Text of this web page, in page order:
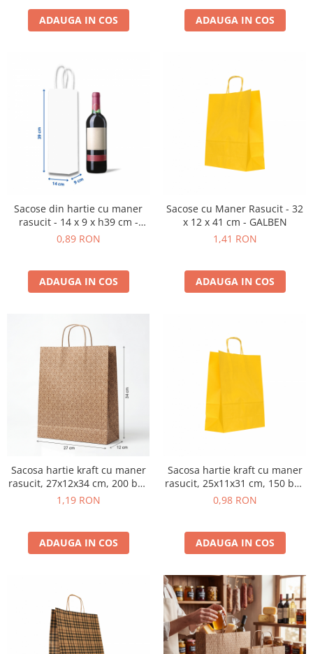
ADAUGA IN COS ADAUGA IN COS
Sacose din hartie cu maner
rasucit - 14 x 9 x h39 cm -
ALBE
0,89 RON
ADAUGA IN COS
Sacose cu Maner Rasucit - 32
x 12 x 41 cm - GALBEN
1,41 RON
ADAUGA IN COS
Sacosa hartie kraft cu maner
rasucit, 27x12x34 cm, 200 buc
- ABSTRACT
1,19 RON
ADAUGA IN COS
Sacosa hartie kraft cu maner
rasucit, 25x11x31 cm, 150 buc
- GALBEN
0,98 RON
ADAUGA IN COS